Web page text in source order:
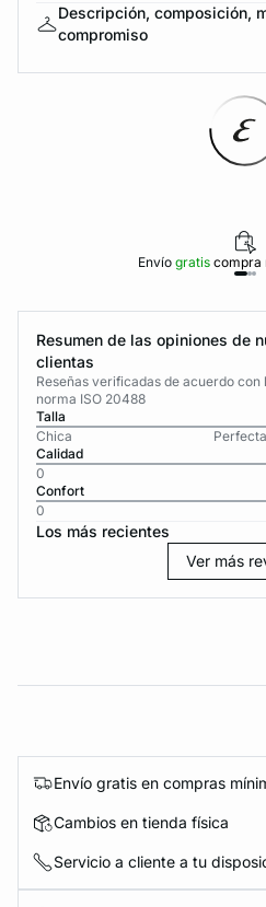
Descripción, composición,
compromiso
Envíogratiscompra
Resumen de las opiniones de
clientas
Reseñas verificadas de acuerdo
norma ISO 20488
Talla
Chica
Perfecta
Calidad
0
Confort
0
Los más recientes
Ver más
Envío gratis en compras
Cambios en tienda física
Servicio a cliente a tu